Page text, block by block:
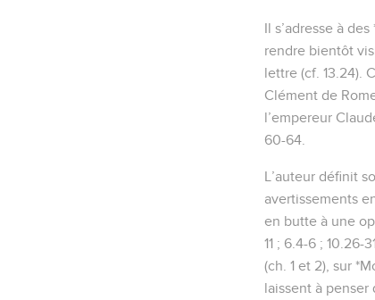
Il s’adresse à
rendre bientôt
lettre (cf. 13.24).
Clément de
l’empereur
60-64.
L’auteur définit
avertissements
en butte à une
11 ; 6.4-6 ;
(ch. 1 et 2), sur
laissent à